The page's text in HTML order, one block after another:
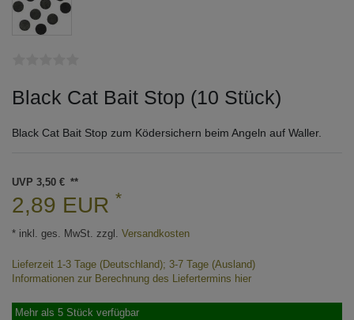
Black Cat Bait Stop (10 Stück)
Black Cat Bait Stop zum Ködersichern beim Angeln auf Waller.
UVP 3,50 €
2,89 EUR *
* inkl. ges. MwSt. zzgl. Versandkosten
Lieferzeit 1-3 Tage (Deutschland); 3-7 Tage (Ausland)
Informationen zur Berechnung des Liefertermins hier
Mehr als 5 Stück verfügbar